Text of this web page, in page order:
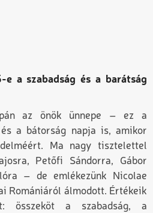
e a szabadság és a barátság
az önök ünnepe – ez a
a bátorság napja is, amikor
Ma nagy tisztelettel
Petőfi Sándorra, Gábor
– de emlékezünk Nicolae
Romániáról álmodott. Értékeik
összeköt a szabadság, a